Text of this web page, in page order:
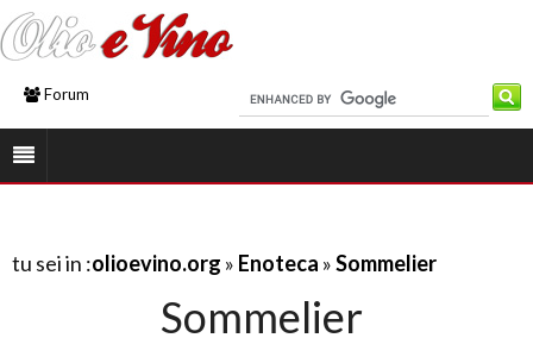
Forum
tu sei in :olioevino.org » Enoteca »Sommelier
Sommelier